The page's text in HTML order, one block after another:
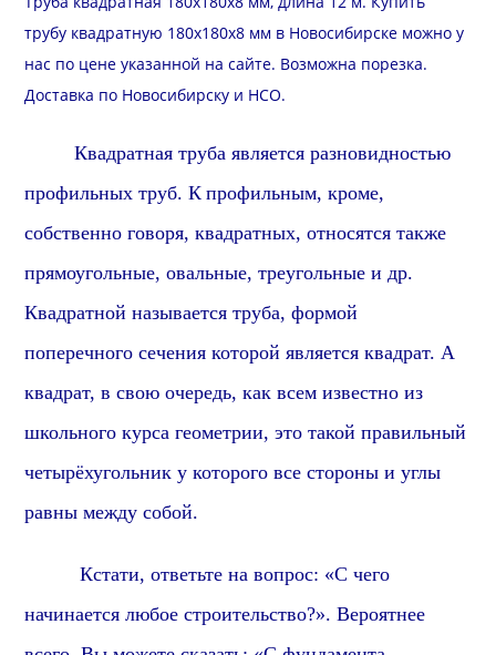
трубу квадратную 180х180х8 мм в Новосибирске можно у
нас по цене указанной на сайте. Возможна порезка.
Доставка по Новосибирску и НСО.
Квадратная труба является разновидностью
профильных труб.К профильным, кроме,
собственно говоря, квадратных, относятся также
прямоугольные, овальные, треугольные и др.
Квадратной называется труба, формой
поперечного сечения которой является квадрат. А
квадрат, в свою очередь, как всем известно из
школьного курса геометрии, это такой правильный
четырёхугольник у которого все стороны и углы
равны между собой.
Кстати, ответьте на вопрос: «С чего
начинается любое строительство?». Вероятнее